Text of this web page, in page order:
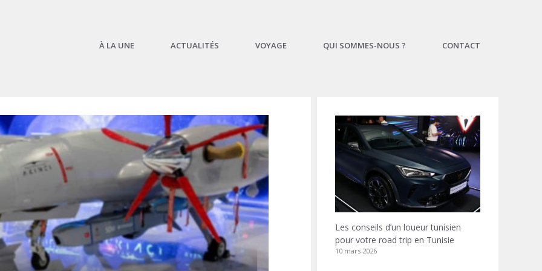
À LA UNE ACTUALITÉS VOYAGE QUI SOMMES-NOUS ? CONTACT
Les conseils d’un loueur tunisien
pour votre road trip en Tunisie
10 mars 2026